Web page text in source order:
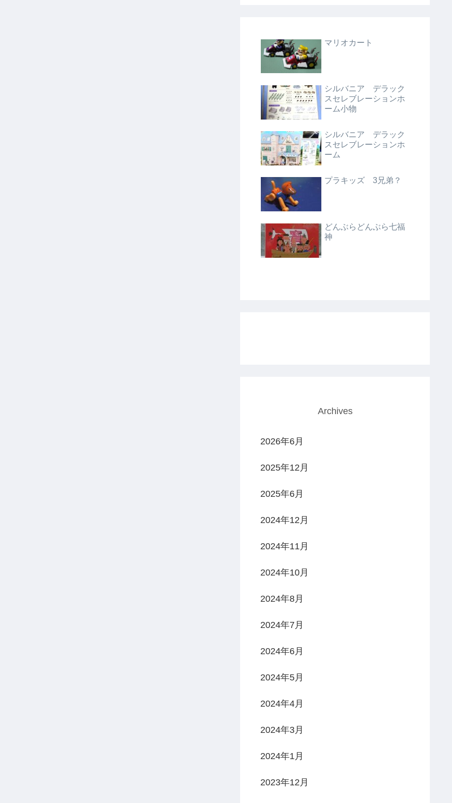
マリオカート
シルバニア デラック
スセレブレーションホ
ーム小物
シルバニア デラック
スセレブレーションホ
ーム
プラキッズ 3兄弟？
どんぶらどんぶら七福
神
Archives
2026年6月
2025年12月
2025年6月
2024年12月
2024年11月
2024年10月
2024年8月
2024年7月
2024年6月
2024年5月
2024年4月
2024年3月
2024年1月
2023年12月